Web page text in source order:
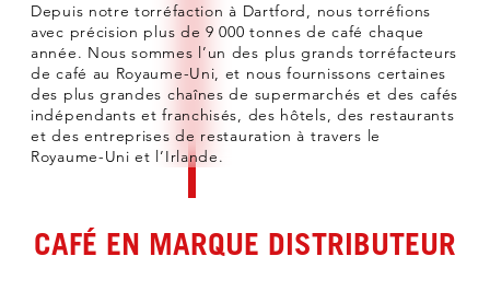
Depuis notre torréfaction à Dartford, nous torréfions
avec précision plus de 9 000 tonnes de café chaque
année. Nous sommes l’un des plus grands torréfacteurs
de café au Royaume-Uni, et nous fournissons certaines
des plus grandes chaînes de supermarchés et des cafés
indépendants et franchisés, des hôtels, des restaurants
et des entreprises de restauration à travers le
Royaume-Uni et l’Irlande.
CAFÉ EN MARQUE DISTRIBUTEUR